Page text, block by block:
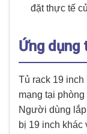
đặt thực tế
Ứng dụng
Tủ rack 19
mạng tại phòng
Người dùng
bị 19 inch khác